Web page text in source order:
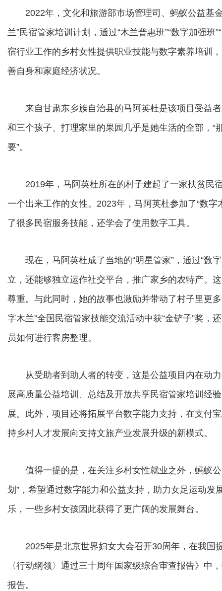
2022年，文化和旅游部市场管理司、蚂蚁公益基
兰”民宿管家培训计划，通过“木兰普惠班”“数字加强
宿行业工作的乡村女性提供职业技能与数字素养培训
善自身和家庭经济状况。
来自甘肃东乡族自治县的马阿英杜是该项目受益者
和三个孩子、打理家里的果园几乎是她生活的全部，
要”。
2019年，马阿英杜所在的村子建起了一家扶贫民
一个出来工作的女性。2023年，马阿英杜参加了“数
了很多民宿服务技能，还学会了使用数字工具。
现在，马阿英杜成了当地的“明星管家”，通过“数
立，还能够独立运作社交平台，推广家乡的农特产。
尊重。与此同时，她的故事也激励并带动了村子里更
字木兰”全国民宿管家技能交流活动中获“金铲子”奖，
员如何进行客房整理。
从受助者到助人者的转变，这是公益项目内在动力
展高质量公益培训、总结及开放共享民宿管家培训经
展。此外，项目还将拓展平台数字能力支持，在支付
持乡村人才发展向支持文旅产业发展升级的新模式。
值得一提的是，在关注乡村女性就业之外，蚂蚁公
划”，希望通过数字能力和公益支持，助力女足运动
乐，一些乡村女孩因此获得了更广阔的发展舞台。
2025年是北京世界妇女大会召开30周年，在我国
〈行动纲领〉通过三十周年国家级综合审查报告》中
报告。